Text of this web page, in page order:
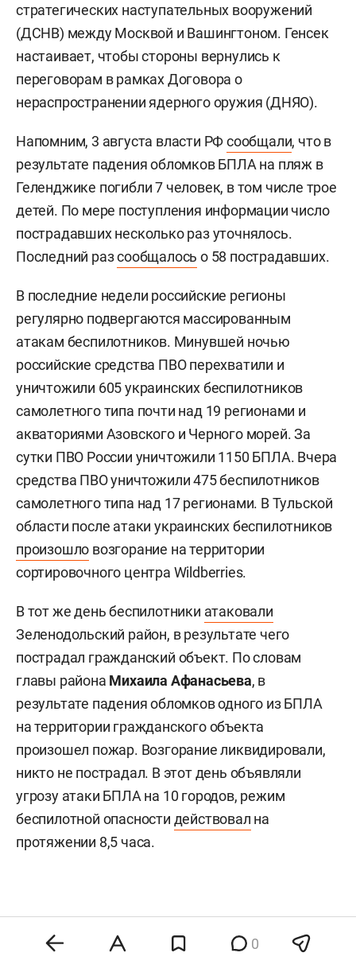
стратегических наступательных вооружений
(ДСНВ) между Москвой и Вашингтоном. Генсек
настаивает, чтобы стороны вернулись к
переговорам в рамках Договора о
нераспространении ядерного оружия (ДНЯО).
Напомним, 3 августа власти РФсообщали, что в
результате падения обломков БПЛА на пляж в
Геленджике погибли 7 человек, в том числе трое
детей. По мере поступления информации число
пострадавших несколько раз уточнялось.
Последний разсообщалось о 58 пострадавших.
В последние недели российские регионы
регулярно подвергаются массированным
атакам беспилотников. Минувшей ночью
российские средства ПВО перехватили и
уничтожили 605 украинских беспилотников
самолетного типа почти над 19 регионами и
акваториями Азовского и Черного морей. За
сутки ПВО России уничтожили 1150 БПЛА. Вчера
средства ПВО уничтожили 475 беспилотников
самолетного типа над 17 регионами. В Тульской
области после атаки украинских беспилотников
произошло возгорание на территории
сортировочного центра Wildberries.
В тот же день беспилотники атаковали
Зеленодольский район, в результате чего
пострадал гражданский объект. По словам
главы района Михаила Афанасьева, в
результате падения обломков одного из БПЛА
на территории гражданского объекта
произошел пожар. Возгорание ликвидировали,
никто не пострадал. В этот день объявляли
угрозу атаки БПЛА на 10 городов, режим
беспилотной опасности действовал на
протяжении 8,5 часа.
Комментарии 0 0